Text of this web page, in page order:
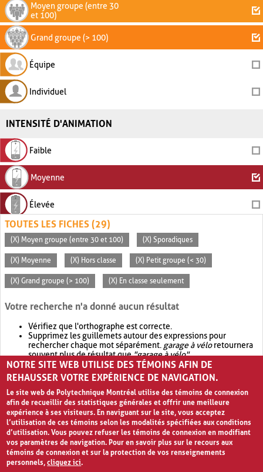
Moyen groupe (entre 30
et 100)
Grand groupe (> 100)
Équipe
Individuel
INTENSITÉ D'ANIMATION
Faible
Moyenne
Élevée
TOUTES LES FICHES (29)
(X) Moyen groupe (entre 30 et 100) (X) Sporadiques
(X) Moyenne (X) Hors classe (X) Petit groupe (< 30)
(X) Grand groupe (> 100) (X) En classe seulement
Votre recherche n'a donné aucun résultat
Vérifiez que l'orthographe est correcte.
Supprimez les guillemets autour des expressions pour
rechercher chaque mot séparément. garage à véloretournera
souvent plus de résultat que"garage à vélo".
Envisagez d'élargir votre recherche avec OR.garage OR vélo
retournera souvent plus de résultat quegarage à vélo
NOTRE SITE WEB UTILISE DES TÉMOINS AFIN DE
REHAUSSER VOTRE EXPÉRIENCE DE NAVIGATION.
Le site web de Polytechnique Montréal utilise des témoins de connexion
afin de recueillir des statistiques générales et offrir une meilleure
expérience à ses visiteurs. En naviguant sur le site, vous acceptez
l’utilisation de ces témoins selon les modalités spécifiées aux conditions
d’utilisation. Vous pouvez refuser les témoins de connexion en modifiant
vos paramètres de navigation. Pour en savoir plus sur le recours aux
témoins de connexion et sur la protection de vos renseignements
personnels,cliquez ici.